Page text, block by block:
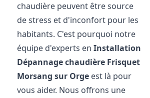
chaudière peuvent être source
de stress et d'inconfort pour les
habitants. C'est pourquoi notre
équipe d'experts enInstallation
Dépannage chaudière Frisquet
Morsang sur Orge est là pour
vous aider. Nous offrons une